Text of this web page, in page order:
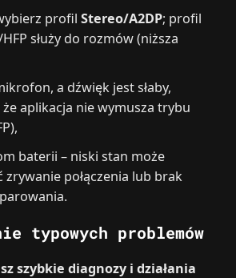
profilStereo/A2DP; profil
służy do rozmów (niższa
a dźwięk jest słaby,
aplikacja nie wymusza trybu
baterii – niski stan może
zrywanie połączenia lub brak
typowych problemów
szybkie diagnozy i działania